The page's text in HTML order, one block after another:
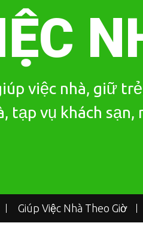
việc nhà, giữ
tạp vụ khách
Giúp Việc Nhà Theo Giờ